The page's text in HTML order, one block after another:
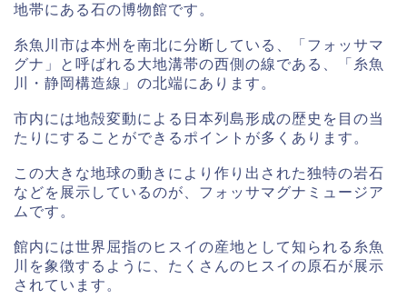
地帯にある石の博物館です。
糸魚川市は本州を南北に分断している、「フォッサマ
グナ」と呼ばれる大地溝帯の西側の線である、「糸魚
川・静岡構造線」の北端にあります。
市内には地殻変動による日本列島形成の歴史を目の当
たりにすることができるポイントが多くあります。
この大きな地球の動きにより作り出された独特の岩石
などを展示しているのが、フォッサマグナミュージア
ムです。
館内には世界屈指のヒスイの産地として知られる糸魚
川を象徴するように、たくさんのヒスイの原石が展示
されています。